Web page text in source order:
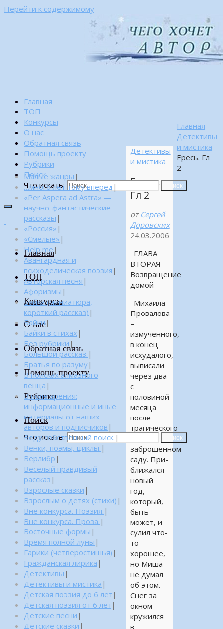
Перейти к содержимому
Главная
ТОП
Конкурсы
О нас
Обратная связь
Помощь проекту
Рубрики
Поиск
Что искать:
Поиск
Главная
ТОП
Конкурсы
О нас
Обратная связь
Помощь проекту
Рубрики
Поиск
Что искать: Поиск
Главная
Детективы
и мистика
Ересь. Гл
2
Детективы
и мистика
Ересь.
Гл 2
от Сергей
Доровских
24.03.2006
ГЛАВА
ВТОРАЯ
Возвращение
домой
Михаила
Провалова
–
измученного,
в конец
исхудалого,
выписали
через два
с
половиной
месяца
после
трагического
случая в
заброшенном
саду. При-
ближался
новый
год,
который,
быть
может, и
сулил что-
то
хорошее,
но Миша
не думал
об этом.
Снег за
окном
кружился
в
Малые жанры |
…много лет тому вперед |
«Per Aspera ad Astra» —
научно-фантастические
рассказы |
«Россия» |
«Смелые» |
Help me|
Авангардная и
психоделическая поэзия |
Авторская песня |
Афоризмы |
Байка (миниатюра,
короткий рассказ) |
Байки|
Байки в стихах |
Без рубрики |
Большой рассказ. |
Братья по разуму|
В поисках алмазного
венца |
В поле зрения:
информационные и иные
материалы от наших
авторов и подписчиков |
Веду собственный поиск. |
Венки, поэмы, циклы. |
Верлибр |
Веселый правдивый
рассказ |
Взрослые сказки |
Взрослым о детях (стихи) |
Вне конкурса. Поэзия. |
Вне конкурса. Проза. |
Восточные формы |
Время полной луны |
Гарики (четверостишья) |
Гражданская лирика |
Детективы |
Детективы и мистика |
Детская поэзия до 6 лет |
Детская поэзия от 6 лет |
Детские песни |
Детские сказки |